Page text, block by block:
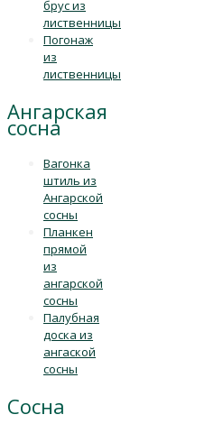
брус из
лиственницы
Погонаж
из
лиственницы
Ангарская
сосна
Вагонка
штиль из
Ангарской
сосны
Планкен
прямой
из
ангарской
сосны
Палубная
доска из
ангаской
сосны
Сосна